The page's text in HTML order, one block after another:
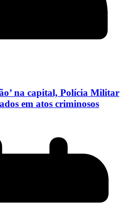
na capital, Polícia Militar
em atos criminosos